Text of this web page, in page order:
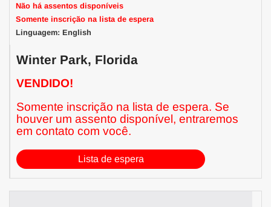
Não há assentos disponíveis
Somente inscrição na lista de espera
Linguagem: English
Winter Park, Florida
VENDIDO!
Somente inscrição na lista de espera. Se
houver um assento disponível, entraremos
em contato com você.
Lista de espera